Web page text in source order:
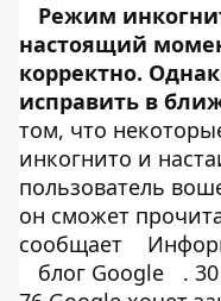
Режим
настоящий
корректно.
исправить в
том, что
инкогнито и
пользователь
он сможет
сообщает
блог Google
.